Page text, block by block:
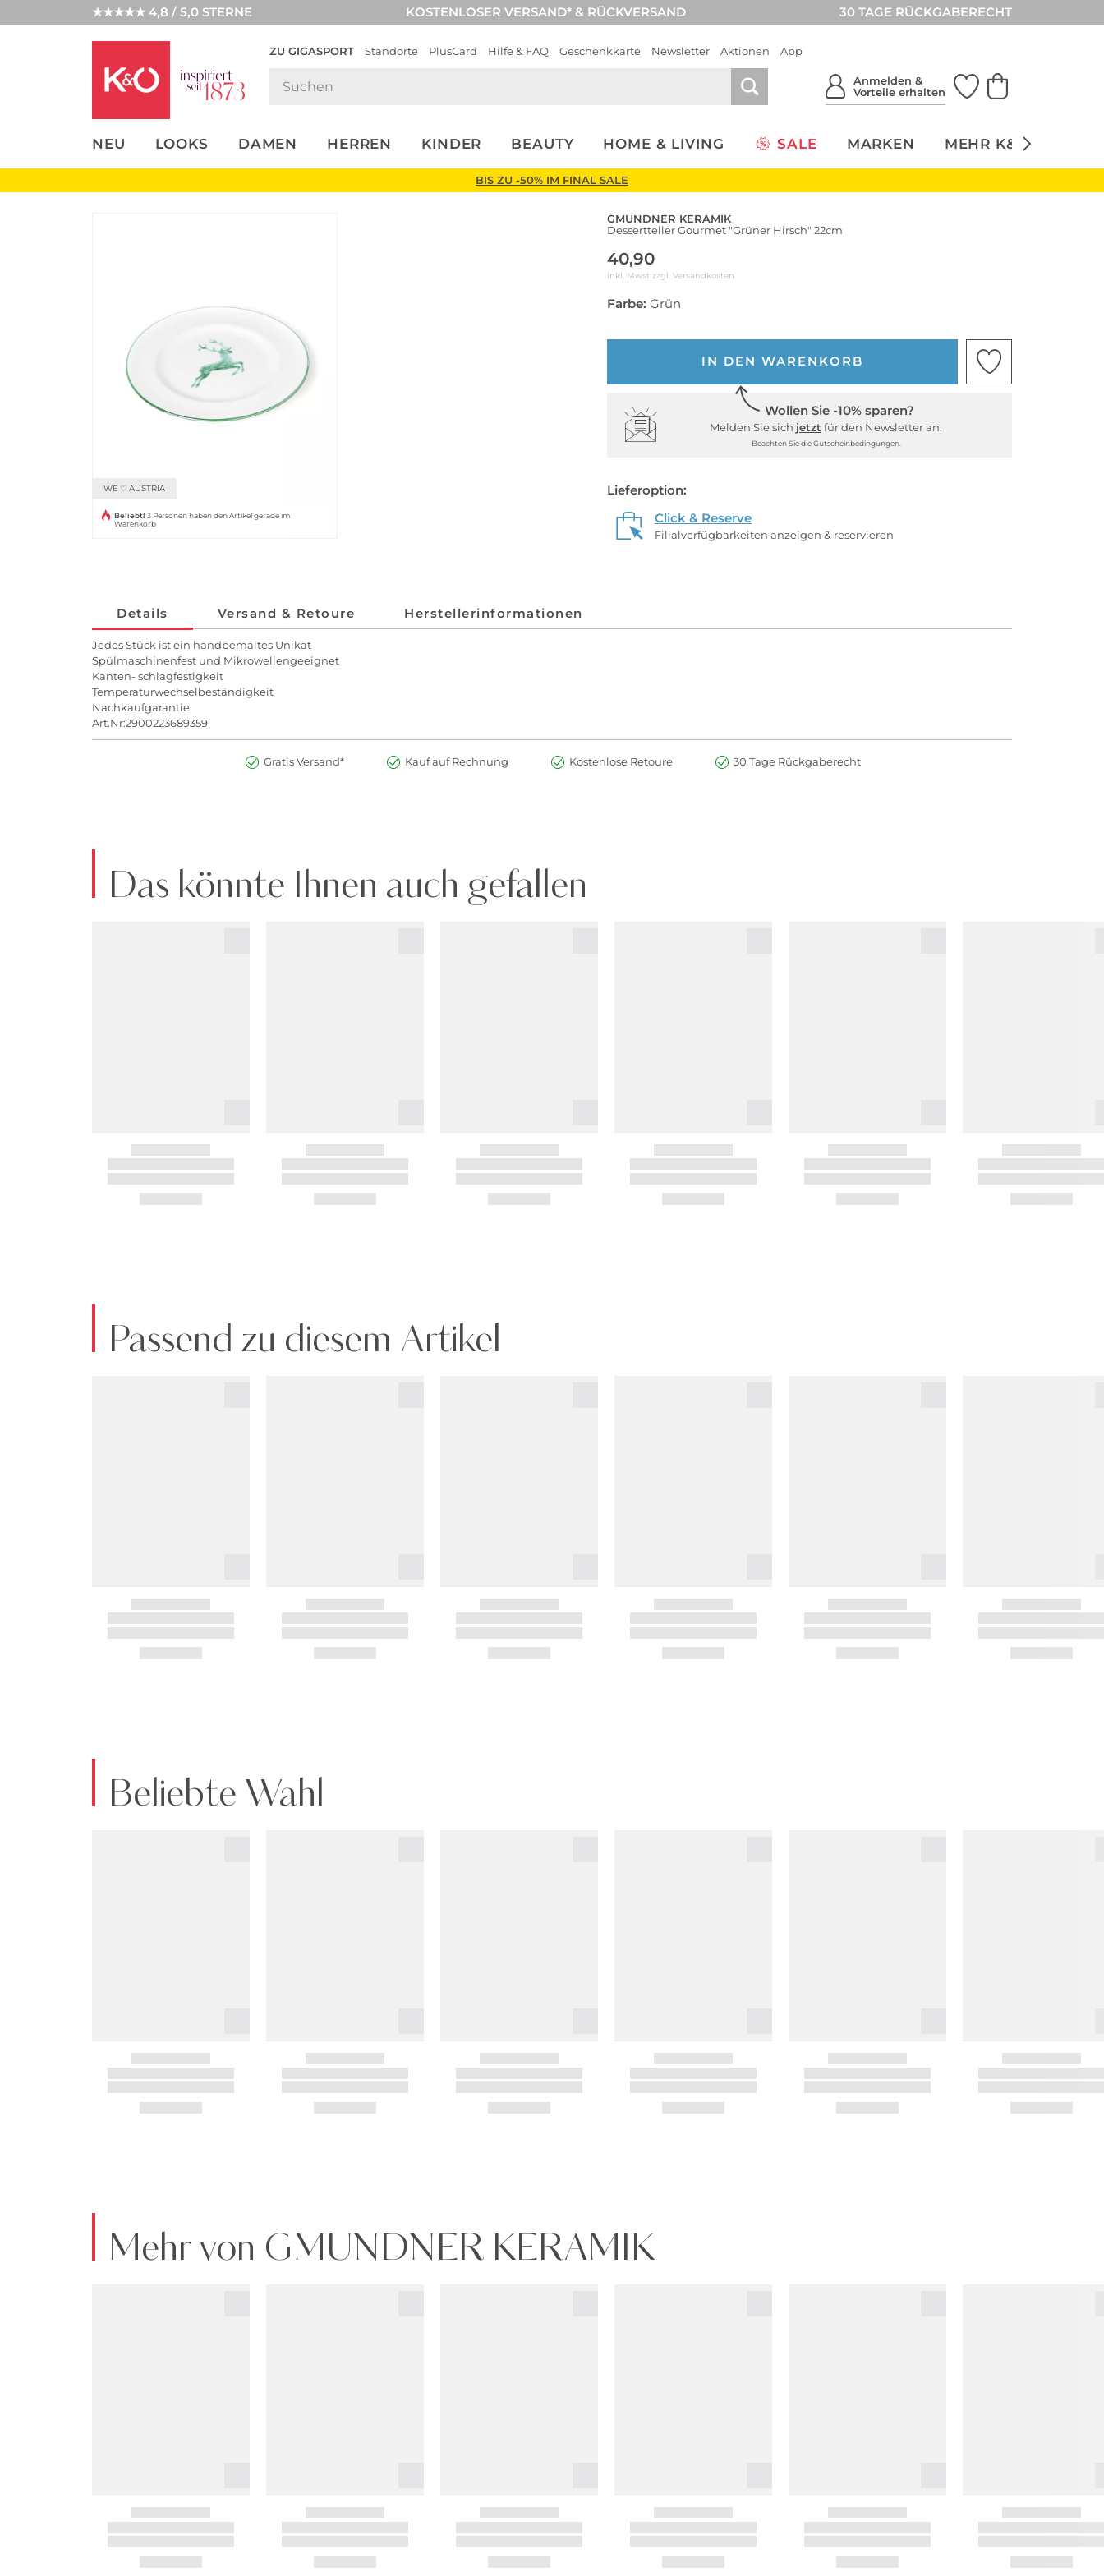
★★★★★ 4,8 / 5,0 STERNE KOSTENLOSER VERSAND* & RÜCKVERSAND 30 TAGE RÜCKGABERECHT
ZU GIGASPORT Standorte PlusCard Hilfe & FAQ Geschenkkarte Newsletter Aktionen App
Anmelden &
Vorteile erhalten
NEU LOOKS DAMEN HERREN KINDER BEAUTY HOME & LIVING SALE MARKEN MEHR K&Ö
UNSERE APP
CLICK &
BIS ZU -50% IM FINAL SALE
WE ♡ AUSTRIA
Beliebt! 3 Personen haben den Artikel gerade im
Warenkorb
GMUNDNER KERAMIK
Dessertteller Gourmet "Grüner Hirsch" 22cm
40,90
inkl. Mwst zzgl. Versandkosten
Farbe: Grün
IN DEN WARENKORB
Wollen Sie -10% sparen?
Melden Sie sich jetzt für den Newsletter an.
Beachten Sie die Gutscheinbedingungen.
Lieferoption:
Click & Reserve
Filialverfügbarkeiten anzeigen & reservieren
Details Versand & Retoure Herstellerinformationen
Jedes Stück ist ein handbemaltes Unikat
Spülmaschinenfest und Mikrowellengeeignet
Kanten- schlagfestigkeit
Temperaturwechselbeständigkeit
Nachkaufgarantie
Art.Nr:2900223689359
Gratis Versand* Kauf auf Rechnung Kostenlose Retoure 30 Tage Rückgaberecht
Das könnte Ihnen auch gefallen
Passend zu diesem Artikel
Beliebte Wahl
Mehr von GMUNDNER KERAMIK